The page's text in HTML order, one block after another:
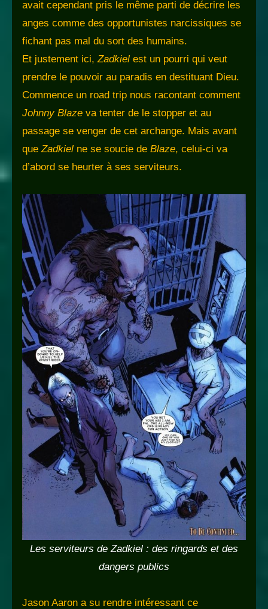
avait cependant pris le même parti de décrire les
anges comme des opportunistes narcissiques se
fichant pas mal du sort des humains.
Et justement ici,Zadkiel est un pourri qui veut
prendre le pouvoir au paradis en destituant Dieu.
Commence un road trip nous racontant comment
Johnny Blaze va tenter de le stopper et au
passage se venger de cet archange. Mais avant
queZadkiel ne se soucie de Blaze, celui-ci va
d’abord se heurter à ses serviteurs.
Les serviteurs de Zadkiel : des ringards et des
dangers publics
Jason Aaron a su rendre intéressant ce